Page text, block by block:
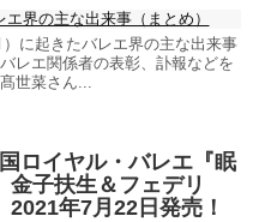
エ界の主な出来事（まとめ）
に起きたバレエ界の主な出来事
レエ関係者の表彰、訃報などを
世菜さん...
ロイヤル・バレエ『眠
金子扶生＆フェデリ
年7月22日発売！